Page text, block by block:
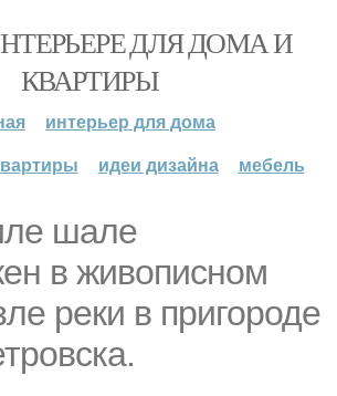
ДЛЯ ДОМА И
КВАРТИРЫ
интерьер для дома
идеи дизайна мебель
шале
в живописном
реки в пригороде